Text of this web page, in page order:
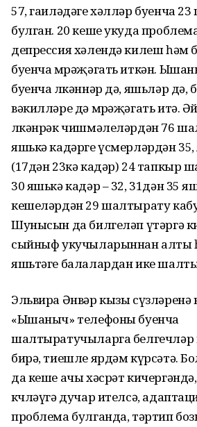
57, гаиләдәге хәлләр буенча
булган. 20 кеше укуда
депрессия хәлендә килеш һәм
буенча мөрәҗәгать иткән.
буенча өлкәннәр дә, яшьләр
вәкилләре дә мөрәҗәгать итә.
өлкәнрәк чишмәлеләрдән 76
яшькә кадәрге үсмерләрдән
(17дән 23кә кадәр) 24 тапкыр
30 яшькә кадәр – 32, 31дән 35
кешеләрдән 29 шалтырату
Шунысын да билгеләп үтәргә
сыйныф укучыларыннан алты
яшьтәге балалардан ике
Эльвира Әнвәр кызы сүзләренә
«Ышаныч» телефоны буенча
шалтыратучыларга белгечләр
бирә, тиешле ярдәм күрсәтә.
да кеше ачы хәсрәт
көчләүгә дучар ителсә,
проблема булганда, тәртип